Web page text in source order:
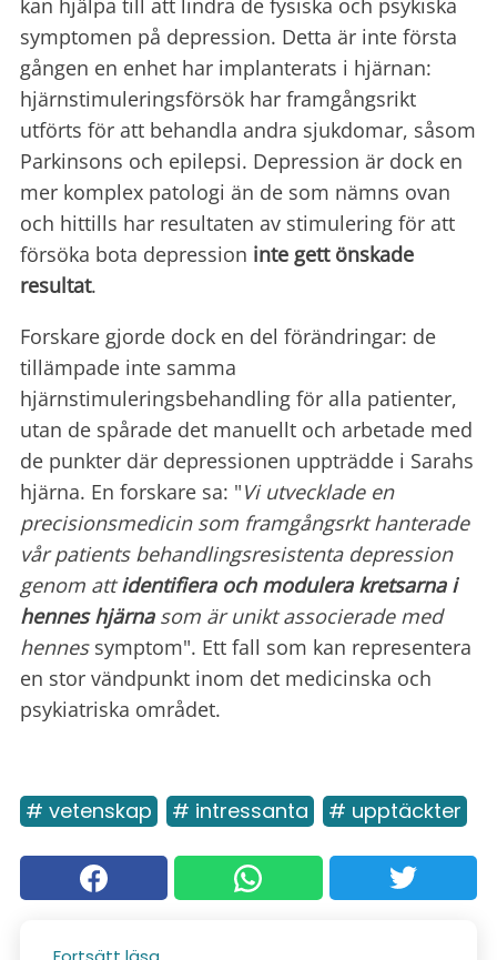
kan hjälpa till att lindra de fysiska och psykiska
symptomen på depression. Detta är inte första
gången en enhet har implanterats i hjärnan:
hjärnstimuleringsförsök har framgångsrikt
utförts för att behandla andra sjukdomar, såsom
Parkinsons och epilepsi. Depression är dock en
mer komplex patologi än de som nämns ovan
och hittills har resultaten av stimulering för att
försöka bota depression inte gett önskade
resultat.
Forskare gjorde dock en del förändringar: de
tillämpade inte samma
hjärnstimuleringsbehandling för alla patienter,
utan de spårade det manuellt och arbetade med
de punkter där depressionen uppträdde i Sarahs
hjärna. En forskare sa: "Vi utvecklade en
precisionsmedicin som framgångsrkt hanterade
vår patients behandlingsresistenta depression
genom attidentifiera och modulera kretsarna i
hennes hjärnasom är unikt associerade med
hennessymptom". Ett fall som kan representera
en stor vändpunkt inom det medicinska och
psykiatriska området.
# vetenskap # intressanta # upptäckter